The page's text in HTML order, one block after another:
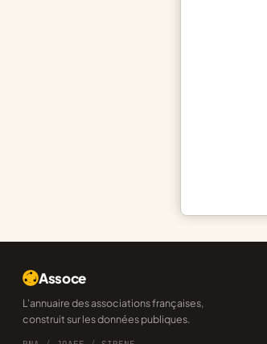
Assoce
L'annuaire des associations françaises,
construit sur les données publiques.